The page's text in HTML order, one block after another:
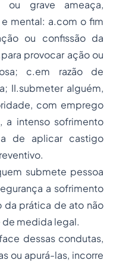
grave ameaça,
mental: a.com o fim
ou confissão da
provocar ação ou
c.em razão de
II.submeter alguém,
com emprego
a intenso sofrimento
de aplicar castigo
submete pessoa
a sofrimento
da prática de ato não
de medida legal.
dessas condutas,
ou apurá-las, incorre